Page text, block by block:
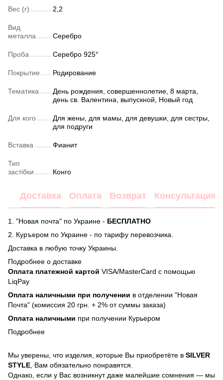
Вес (г) 2,2
Вид
металла
Серебро
Проба Серебро 925°
Покрытие Родирование
Тематика
День рождения, совершеннолетие, 8 марта,
день св. Валентина, выпускной, Новый год
Для кого
Для жены, для мамы, для девушки, для сестры,
для подруги
Вставка Фианит
Тип
застібки
Конго
Доставка Оплата Возврат Консультация
1. "Новая почта" по Украине - БЕСПЛАТНО
2. Куръером по Украине - по тарифу перевозчика.
Доставка в любую точку Украины.
Подробнее о доставке
Оплата платежной картой VISA/MasterCard с помощью
LiqPay
Оплата наличными при получении в отделении "Новая
Почта" (комиссия 20 грн. + 2% от суммы заказа)
Оплата наличными при получении Курьером
Подробнее
Мы уверены, что изделия, которые Вы приобретёте в SILVER
STYLE , Вам обязательно понравятся.
Однако, если у Вас возникнут даже малейшие сомнения — мы